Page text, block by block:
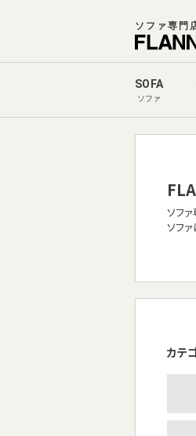
ソファ専門
SOFA
ソファ
ソフ
ソフ
カテ